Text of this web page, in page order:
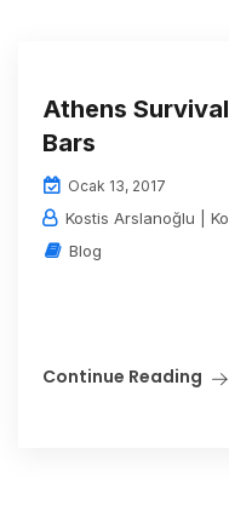
Athens
Bars
Ocak 13, 2017
Kostis Arslanoğlu |
Blog
Continue Reading